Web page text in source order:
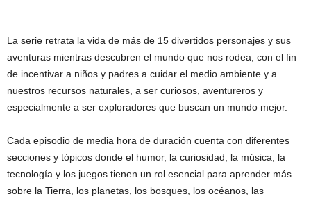
La serie retrata la vida de más de 15 divertidos personajes y sus
aventuras mientras descubren el mundo que nos rodea, con el fin
de incentivar a niños y padres a cuidar el medio ambiente y a
nuestros recursos naturales, a ser curiosos, aventureros y
especialmente a ser exploradores que buscan un mundo mejor.
Cada episodio de media hora de duración cuenta con diferentes
secciones y tópicos donde el humor, la curiosidad, la música, la
tecnología y los juegos tienen un rol esencial para aprender más
sobre la Tierra, los planetas, los bosques, los océanos, las